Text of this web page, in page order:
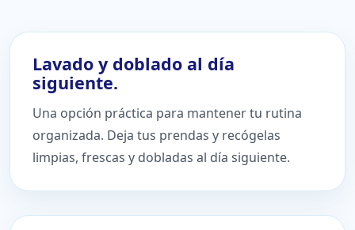
Lavado y doblado al día
siguiente.
Una opción práctica para mantener tu rutina
organizada. Deja tus prendas y recógelas
limpias, frescas y dobladas al día siguiente.